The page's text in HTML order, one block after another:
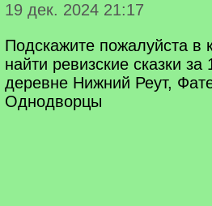
19 дек. 2024 21:17
Подскажите пожалуйста в
найти ревизские сказки за
деревне Нижний Реут,
Однодворцы